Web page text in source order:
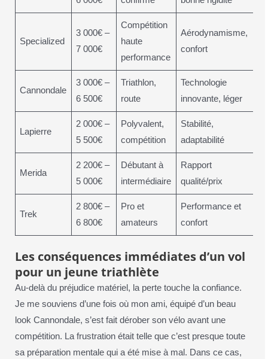
Specialized
3 000€ –
7 000€
Compétition
haute
performance
Aérodynamisme,
confort
Cannondale
3 000€ –
6 500€
Triathlon,
route
Technologie
innovante, léger
Lapierre
2 000€ –
5 500€
Polyvalent,
compétition
Stabilité,
adaptabilité
Merida
2 200€ –
5 000€
Débutant à
intermédiaire
Rapport
qualité/prix
Trek
2 800€ –
6 800€
Pro et
amateurs
Performance et
confort
Les conséquences immédiates d’un vol
pour un jeune triathlète
Au-delà du préjudice matériel, la perte touche la confiance.
Je me souviens d’une fois où mon ami, équipé d’un beau
look Cannondale, s’est fait dérober son vélo avant une
compétition. La frustration était telle que c’est presque toute
sa préparation mentale qui a été mise à mal. Dans ce cas,